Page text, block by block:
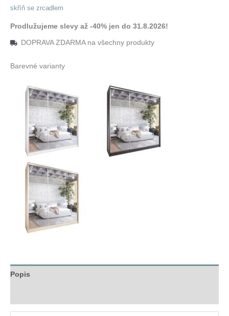
skříň se zrcadlem
Prodlužujeme slevy až -40% jen do 31.8.2026!
DOPRAVA ZDARMA na všechny produkty
Barevné varianty
Popis